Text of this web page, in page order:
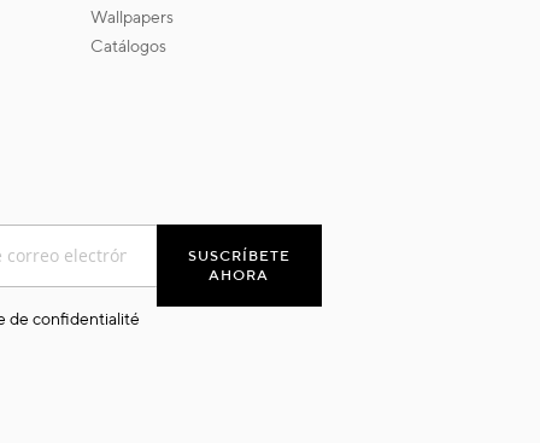
wallpapers
catálogos
SUSCRÍBETE
AHORA
de confidentialité